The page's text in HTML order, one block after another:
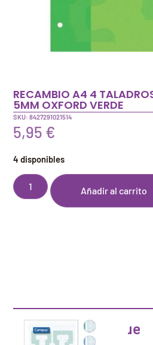
RECAMBIO A4 4
5MM OXFORD VERDE
SKU: 8427291021514
5,95 €
4 disponibles
Añadir al carrito
Artículos que